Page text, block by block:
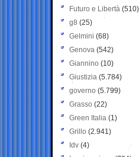
Futuro e Libertà (510)
g8 (25)
Gelmini (68)
Genova (542)
Giannino (10)
Giustizia (5.784)
governo (5.799)
Grasso (22)
Green Italia (1)
Grillo (2.941)
Idv (4)